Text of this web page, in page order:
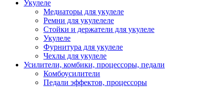
Укулеле
Медиаторы для укулеле
Ремни для укулелеле
Стойки и держатели для укулеле
Укулеле
Фурнитура для укулеле
Чехлы для укулеле
Усилители, комбики, процессоры, педали
Комбоусилители
Педали эффектов, процессоры